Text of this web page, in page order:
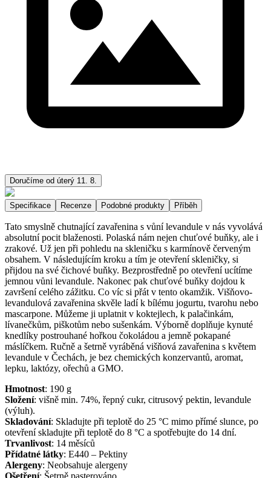
Doručíme od úterý 11. 8.
Specifikace Recenze Podobné produkty Příběh
Tato smyslně chutnající zavařenina s vůní levandule v nás vyvolává
absolutní pocit blaženosti. Polaská nám nejen chuťové buňky, ale i
zrakové. Už jen při pohledu na skleničku s karmínově červeným
obsahem. V následujícím kroku a tím je otevření skleničky, si
přijdou na své čichové buňky. Bezprostředně po otevření ucítíme
jemnou vůni levandule. Nakonec pak chuťové buňky dojdou k
završení celého zážitku. Co víc si přát v tento okamžik. Višňovo-
levandulová zavařenina skvěle ladí k bílému jogurtu, tvarohu nebo
mascarpone. Můžeme ji uplatnit v koktejlech, k palačinkám,
lívanečkům, piškotům nebo sušenkám. Výborně doplňuje kynuté
knedlíky postrouhané hořkou čokoládou a jemně pokapané
máslíčkem. Ručně a šetrně vyráběná višňová zavařenina s květem
levandule v Čechách, je bez chemických konzervantů, aromat,
lepku, laktózy, ořechů a GMO.
Hmotnost: 190 g
Složení: višně min. 74%, řepný cukr, citrusový pektin, levandule
(výluh).
Skladování: Skladujte při teplotě do 25 °C mimo přímé slunce, po
otevření skladujte při teplotě do 8 °C a spotřebujte do 14 dní.
Trvanlivost: 14 měsíců
Přídatné látky: E440 – Pektiny
Alergeny: Neobsahuje alergeny
Ošetření: Šetrně pasterováno